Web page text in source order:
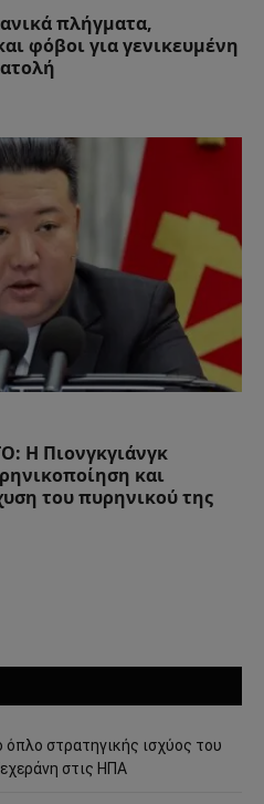
πλήγματα,
φόβοι για γενικευμένη
Η Πιονγκγιάνγκ
και
του πυρηνικού της
στρατηγικής ισχύος του
στις ΗΠΑ